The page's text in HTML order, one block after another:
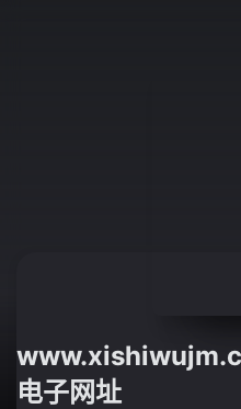
电子网址